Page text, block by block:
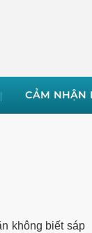
CẢM NHẬN
không biết sáp